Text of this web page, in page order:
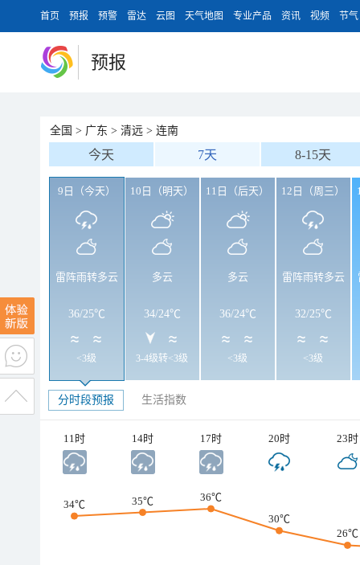
首页 预报 预警 雷达 云图 天气地图 专业产品 资讯 视频 节气
预报
全国 > 广东 > 清远 > 连南
今天 7天 8-15天
9日（今天）
雷阵雨转多云
36/25℃
<3级
10日（明天）
多云
34/24℃
3-4级转<3级
11日（后天）
多云
36/24℃
<3级
12日（周三）
雷阵雨转多云
32/25℃
<3级
分时段预报 生活指数
11时 14时 17时 20时 23时
34℃ 35℃
36℃
30℃
26℃